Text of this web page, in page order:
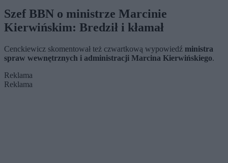
Szef BBN o ministrze Marcinie
Kierwińskim: Bredził i kłamał
Cenckiewicz skomentował też czwartkową wypowiedź ministra
spraw wewnętrznych i administracji Marcina Kierwińskiego.
Reklama
Reklama